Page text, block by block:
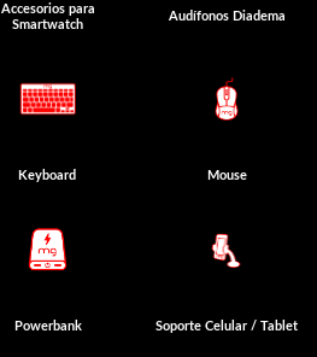
Accesorios para
Smartwatch
Audífonos Diadema
Keyboard Mouse
Powerbank Soporte Celular / Tablet